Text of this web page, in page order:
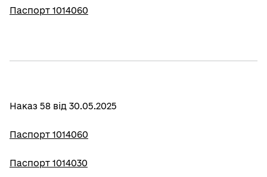
Паспорт 1014060
Наказ 58 від 30.05.2025
Паспорт 1014060
Паспорт 1014030